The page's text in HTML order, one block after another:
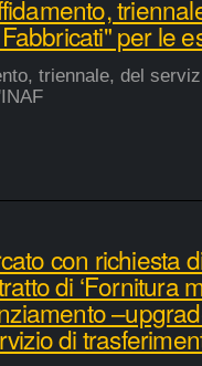
per le
triennale, del
con richiesta
di ‘Fornitura
di